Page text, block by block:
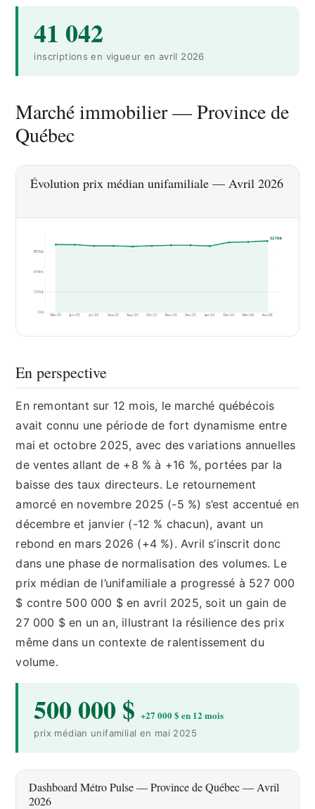
41 042
inscriptions en vigueur en avril 2026
Marché immobilier — Province de
Québec
Évolution prix médian unifamiliale — Avril 2026
En perspective
En remontant sur 12 mois, le marché québécois
avait connu une période de fort dynamisme entre
mai et octobre 2025, avec des variations annuelles
de ventes allant de +8 % à +16 %, portées par la
baisse des taux directeurs. Le retournement
amorcé en novembre 2025 (-5 %) s’est accentué en
décembre et janvier (-12 % chacun), avant un
rebond en mars 2026 (+4 %). Avril s’inscrit donc
dans une phase de normalisation des volumes. Le
prix médian de l’unifamiliale a progressé à 527 000
$ contre 500 000 $ en avril 2025, soit un gain de
27 000 $ en un an, illustrant la résilience des prix
même dans un contexte de ralentissement du
volume.
500 000 $ +27 000 $ en 12 mois
prix médian unifamilial en mai 2025
Dashboard Métro Pulse — Province de Québec — Avril
2026